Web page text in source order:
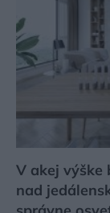
V akej výške
nad